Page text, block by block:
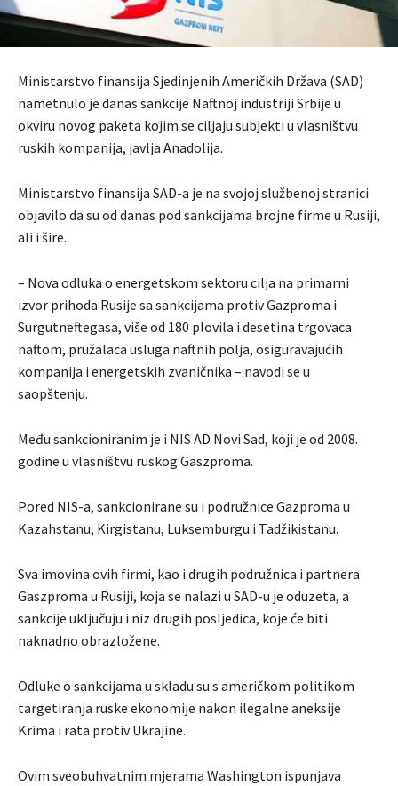
Ministarstvo finansija Sjedinjenih Američkih Država (SAD)
nametnulo je danas sankcije Naftnoj industriji Srbije u
okviru novog paketa kojim se ciljaju subjekti u vlasništvu
ruskih kompanija, javlja Anadolija.
Ministarstvo finansija SAD-a je na svojoj službenoj stranici
objavilo da su od danas pod sankcijama brojne firme u Rusiji,
ali i šire.
– Nova odluka o energetskom sektoru cilja na primarni
izvor prihoda Rusije sa sankcijama protiv Gazproma i
Surgutneftegasa, više od 180 plovila i desetina trgovaca
naftom, pružalaca usluga naftnih polja, osiguravajućih
kompanija i energetskih zvaničnika – navodi se u
saopštenju.
Među sankcioniranim je i NIS AD Novi Sad, koji je od 2008.
godine u vlasništvu ruskog Gaszproma.
Pored NIS-a, sankcionirane su i podružnice Gazproma u
Kazahstanu, Kirgistanu, Luksemburgu i Tadžikistanu.
Sva imovina ovih firmi, kao i drugih podružnica i partnera
Gaszproma u Rusiji, koja se nalazi u SAD-u je oduzeta, a
sankcije uključuju i niz drugih posljedica, koje će biti
naknadno obrazložene.
Odluke o sankcijama u skladu su s američkom politikom
targetiranja ruske ekonomije nakon ilegalne aneksije
Krima i rata protiv Ukrajine.
Ovim sveobuhvatnim mjerama Washington ispunjava